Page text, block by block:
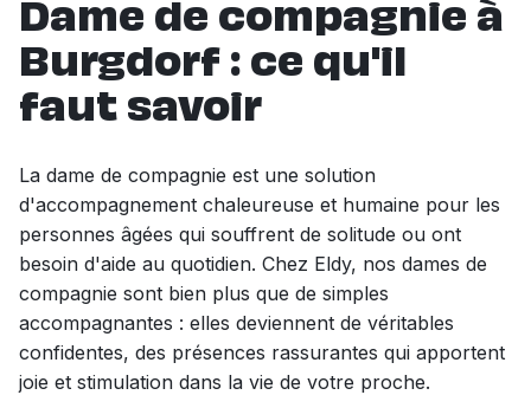
Dame de compagnie à
Burgdorf : ce qu'il
faut savoir
La dame de compagnie est une solution
d'accompagnement chaleureuse et humaine pour les
personnes âgées qui souffrent de solitude ou ont
besoin d'aide au quotidien. Chez Eldy, nos dames de
compagnie sont bien plus que de simples
accompagnantes : elles deviennent de véritables
confidentes, des présences rassurantes qui apportent
joie et stimulation dans la vie de votre proche.